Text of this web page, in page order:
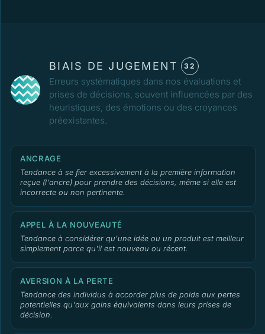
BIAIS DE JUGEMENT 32
Erreurs systématiques dans nos évaluations et
prises de décisions, souvent influencées par des
heuristiques, des émotions ou des croyances
préexistantes.
ANCRAGE
Tendance à se fier excessivement à la première information
reçue (l'ancre) pour prendre des décisions, même si elle est
incorrecte ou non pertinente.
APPEL À LA NOUVEAUTÉ
Tendance à considérer qu'une idée ou un produit est meilleur
simplement parce qu'il est nouveau ou récent.
AVERSION À LA PERTE
Tendance des individus à accorder plus de poids aux pertes
potentielles qu'aux gains équivalents dans leurs prises de
décision.